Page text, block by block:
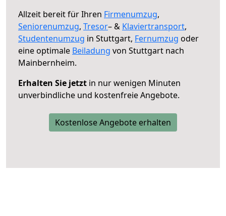
Allzeit bereit für Ihren Firmenumzug,
Seniorenumzug, Tresor– & Klaviertransport,
Studentenumzug in Stuttgart, Fernumzug oder
eine optimale Beiladung von Stuttgart nach
Mainbernheim.
Erhalten Sie jetzt in nur wenigen Minuten
unverbindliche und kostenfreie Angebote.
Kostenlose Angebote erhalten